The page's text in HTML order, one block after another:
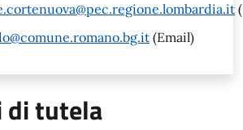
(Email)
di tutela